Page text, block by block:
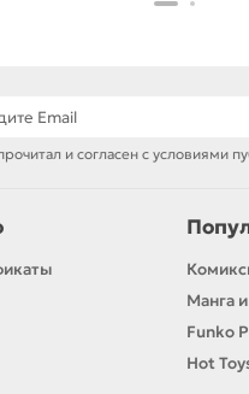
и согласен с условиями
Манга
Funko
Hot